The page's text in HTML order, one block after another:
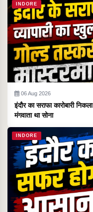
INDORE
06 Aug 2026
इंदौर का सराफा कारोबारी
मंगवाता था सोना
INDORE